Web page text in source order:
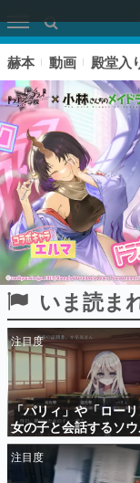
ピック
電ファミのいま読
アプリセール情報
インタビュー
赫本 動画 殿堂入
いま読ま
注目度
「パリィ」や「ロー
女の子と会話するソ
恋愛ゲーム『小早川
ルライク』無料公開
敗すると「YOU DIED
注目度